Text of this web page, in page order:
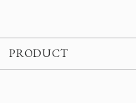
PRODUCT